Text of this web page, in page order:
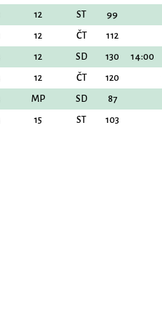
12 ST 99
12 ČT 112
12 SD 130
14:00
12 ČT 120
MP SD 87
15 ST 103